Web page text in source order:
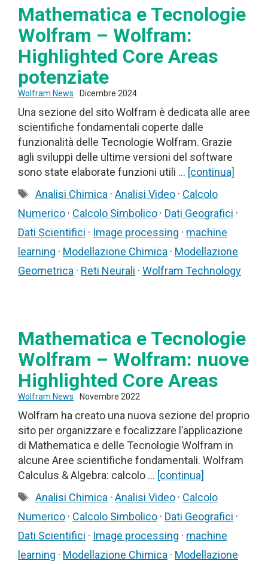
Mathematica e Tecnologie
Wolfram – Wolfram:
Highlighted Core Areas
potenziate
Wolfram News Dicembre 2024
Una sezione del sito Wolfram è dedicata alle aree
scientifiche fondamentali coperte dalle
funzionalità delle Tecnologie Wolfram. Grazie
agli sviluppi delle ultime versioni del software
sono state elaborate funzioni utili … [continua]
Tag
Analisi Chimica · Analisi Video· Calcolo
Numerico · Calcolo Simbolico · Dati Geografici ·
Dati Scientifici · Image processing · machine
learning · Modellazione Chimica · Modellazione
Geometrica · Reti Neurali · Wolfram Technology
Mathematica e Tecnologie
Wolfram – Wolfram: nuove
Highlighted Core Areas
Wolfram News Novembre 2022
Wolfram ha creato una nuova sezione del proprio
sito per organizzare e focalizzare l’applicazione
di Mathematica e delle Tecnologie Wolfram in
alcune Aree scientifiche fondamentali. Wolfram
Calculus & Algebra: calcolo … [continua]
Tag
Analisi Chimica · Analisi Video· Calcolo
Numerico · Calcolo Simbolico · Dati Geografici ·
Dati Scientifici · Image processing · machine
learning · Modellazione Chimica · Modellazione